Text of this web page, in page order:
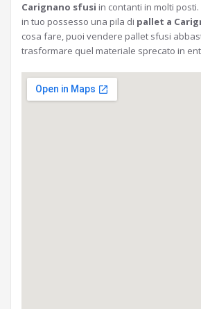
Carignano sfusi in contanti in molti
in tuo possesso una pila di pallet a
cosa fare, puoi vendere pallet sfusi
trasformare quel materiale sprecato in